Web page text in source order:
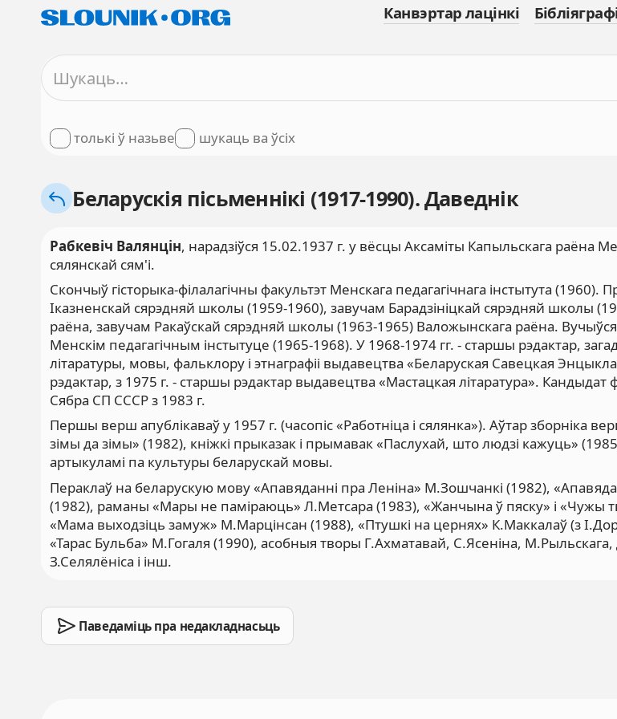
Канвэртар лацінкі
толькі ў назьве шукаць ва ўсіх
Беларускія пісьменнікі (1917-1990). Даведнік
Рабкевіч Валянцін, нарадзіўся 15.02.1937 г. у вёсцы Аксаміты Капыльскага раёна
сялянскай сям'і.
Скончыў гісторыка-філалагічны факультэт Менскага педагагічнага інстытута (1960).
Іказненскай сярэдняй школы (1959-1960), завучам Барадзініцкай сярэдняй школы
раёна, завучам Ракаўскай сярэдняй школы (1963-1965) Валожынскага раёна.
Менскім педагагічным інстытуце (1965-1968). У 1968-1974 гг. - старшы рэдактар,
літаратуры, мовы, фальклору і этнаграфіі выдавецтва «Беларуская Савецкая
рэдактар, з 1975 г. - старшы рэдактар выдавецтва «Мастацкая літаратура». Кандыдат
Сябра СП СССР з 1983 г.
Першы верш апублікаваў у 1957 г. (часопіс «Работніца і сялянка»). Аўтар зборніка
зімы да зімы» (1982), кніжкі прыказак і прымавак «Паслухай, што людзі кажуць»
артыкуламі па культуры беларускай мовы.
Пераклаў на беларускую мову «Апавяданні пра Леніна» М.Зошчанкі (1982),
(1982), раманы «Мары не паміраюць» Л.Метсара (1983), «Жанчына ў пяску» і «Чужы
«Мама выходзіць замуж» М.Марцінсан (1988), «Птушкі на цернях» К.Маккалаў (з
«Тарас Бульба» М.Гогаля (1990), асобныя творы Г.Ахматавай, С.Ясеніна, М.Рыльскага,
З.Селялёніса і інш.
Паведаміць пра недакладнасьць